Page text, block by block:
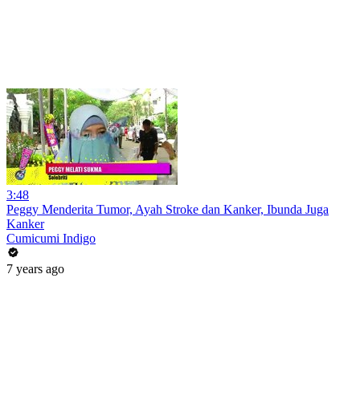
3:48
Peggy Menderita Tumor, Ayah Stroke dan Kanker, Ibunda Juga
Kanker
Cumicumi Indigo
7 years ago